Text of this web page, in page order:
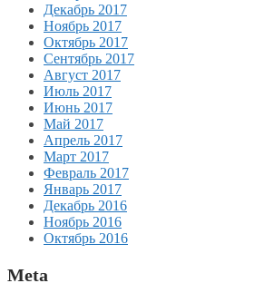
Декабрь 2017
Ноябрь 2017
Октябрь 2017
Сентябрь 2017
Август 2017
Июль 2017
Июнь 2017
Май 2017
Апрель 2017
Март 2017
Февраль 2017
Январь 2017
Декабрь 2016
Ноябрь 2016
Октябрь 2016
Meta